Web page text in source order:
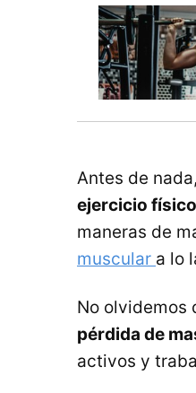
Antes de
ejercicio
maneras de
muscular a lo
No olvidemos
pérdida de
activos y